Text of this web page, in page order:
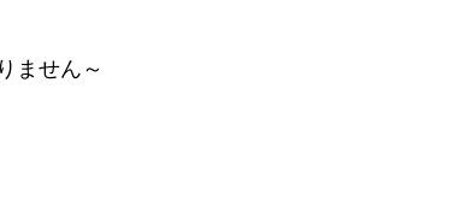
ません～